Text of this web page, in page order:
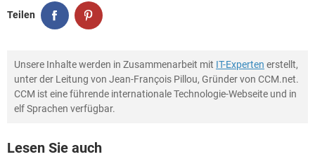
Teilen
Unsere Inhalte werden in Zusammenarbeit mit IT-Experten erstellt,
unter der Leitung von Jean-François Pillou, Gründer von CCM.net.
CCM ist eine führende internationale Technologie-Webseite und in
elf Sprachen verfügbar.
Lesen Sie auch